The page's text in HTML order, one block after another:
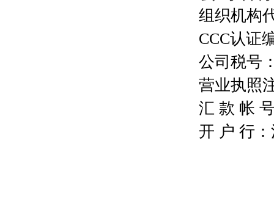
组织机构
CCC认证
公司税号
营业执照
汇 款 帐
开 户 行